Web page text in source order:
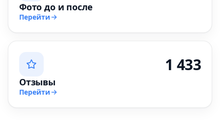
Фото до и после
Перейти
1 433
Отзывы
Перейти